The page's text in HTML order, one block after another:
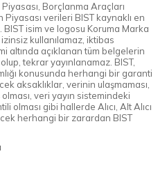
Borçlanma Araçları
Piyasası verileri BIST kaynaklı en
isim ve logosu Koruma Marka
kullanılamaz, iktibas
altında açıklanan tüm belgelerin
tekrar yayınlanamaz. BIST,
konusunda herhangi bir garanti
aksaklıklar, verinin ulaşmaması,
veri yayın sistemindeki
olması gibi hallerde Alıcı, Alt Alıcı
herhangi bir zarardan BIST